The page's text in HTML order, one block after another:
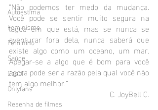
Autoestima
Feminismo
Feminino
Saúde
Casal
Onlyfans
Resenha de filmes
“Não podemos ter medo da mudança.
Você pode se sentir muito segura na
lagoa em que está, mas se nunca se
aventurar fora dela, nunca saberá que
existe algo como um oceano, um mar.
Apegar-se a algo que é bom para você
agora pode ser a razão pela qual você não
tem algo melhor.”
C. JoyBell C.